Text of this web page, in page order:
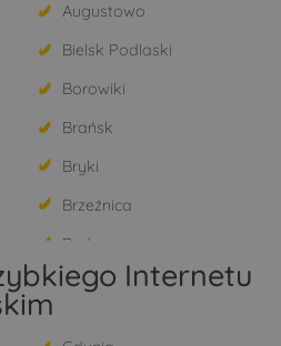
Kania Nowa
Kosewo
Krubin
Krzyczki-Pieniążki
Lorcin
Augustowo
Bielsk Podlaski
Borowiki
Brańsk
Bryki
Brzeźnica
Budy
BurchatyInternetu